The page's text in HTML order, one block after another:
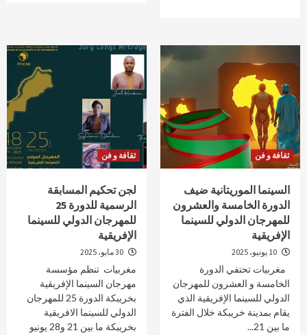
ثقافة و فن
السينما الموريتانية ضيف
الدورة الخامسة والعشرون
للمهرجان الدولي للسينما
الإفريقية
مغربيات تحتفي الدورة
الخامسة و العشرون للمهرجان
الدولي للسينما الإفريقية الذي
يقام بمدينة خريبكة خلال الفترة
ما بين 21...
ثقافة و فن
لجن تحكيم المسابقة
الرسمية للدورة 25
للمهرجان الدولي للسينما
الإفريقية
مغربيات تنظم مؤسسة
مهرجان السينما الإفريقية
بخريبكة الدورة 25 للمهرجان
الدولي للسينما الافريقية
بخريبكة ما بين 21 و28 يونيو